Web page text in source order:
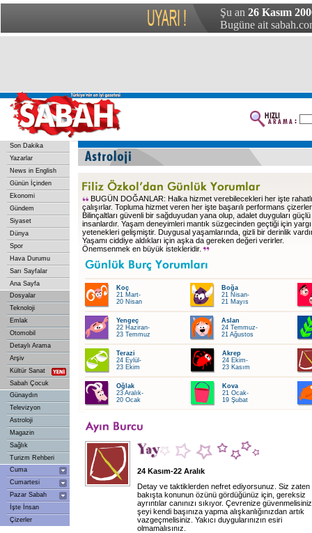
Şu an 26 Kasım
Bugüne ait
Son Dakika
Yazarlar
News in English
Günün İçinden
Ekonomi
Gündem
Siyaset
Dünya
Spor
Hava Durumu
Sarı Sayfalar
Ana Sayfa
Dosyalar
Teknoloji
Emlak
Otomobil
Detaylı Arama
Arşiv
Kültür Sanat
Sabah Çocuk
Günaydın
Televizyon
Astroloji
Magazin
Sağlık
Turizm Rehberi
Cuma
Cumartesi
Pazar Sabah
İşte İnsan
Çizerler
BUGÜN DOĞANLAR: Halka hizmet verebilecekleri her işte
çalışırlar. Topluma hizmet veren her işte başarılı performans
Bilinçaltları güvenli bir sağduyudan yana olup, adalet duyguları güçlü
insanlardır. Yaşam deneyimleri mantık süzgecinden geçtiği için yargı
yetenekleri gelişmiştir. Duygusal yaşamlarında, gizli bir derinlik
Yaşamı ciddiye aldıkları için aşka da gereken değeri verirler.
Önemsenmek en büyük istekleridir.
Koç
21 Mart-
20 Nisan
Boğa
21 Nisan-
21 Mayıs
Yengeç
22 Haziran-
23 Temmuz
Aslan
24 Temmuz-
21 Ağustos
Terazi
24 Eylül-
23 Ekim
Akrep
24 Ekim-
23 Kasım
Oğlak
23 Aralık-
20 Ocak
Kova
21 Ocak-
19 Şubat
24 Kasım-22 Aralık
Detay ve taktiklerden nefret ediyorsunuz. Siz zaten
bakışta konunun özünü gördüğünüz için, gereksiz
ayrıntılar canınızı sıkıyor. Çevrenize
şeyi kendi başınıza yapma alışkanlığınızdan artık
vazgeçmelisiniz. Yakıcı duygularınızın esiri
olmamalısınız.